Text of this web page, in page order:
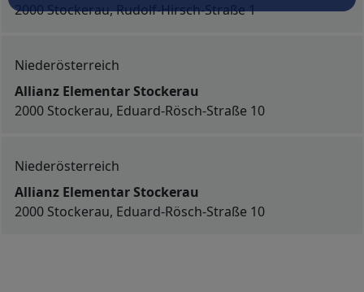
2000 Stockerau, Rudolf-Hirsch-Straße 1
Niederösterreich
Allianz Elementar Stockerau
2000 Stockerau, Eduard-Rösch-Straße 10
Niederösterreich
Allianz Elementar Stockerau
2000 Stockerau, Eduard-Rösch-Straße 10